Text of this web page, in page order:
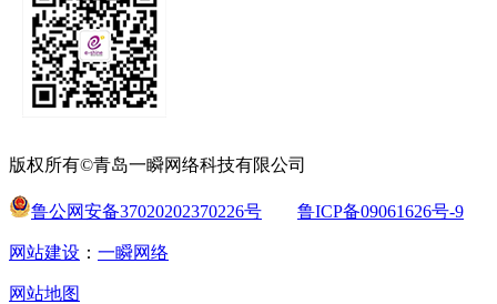
版权所有©青岛一瞬网络科技有限公司
鲁公网安备37020202370226号 鲁ICP备09061626号-9
网站建设 ： 一瞬网络
网站地图